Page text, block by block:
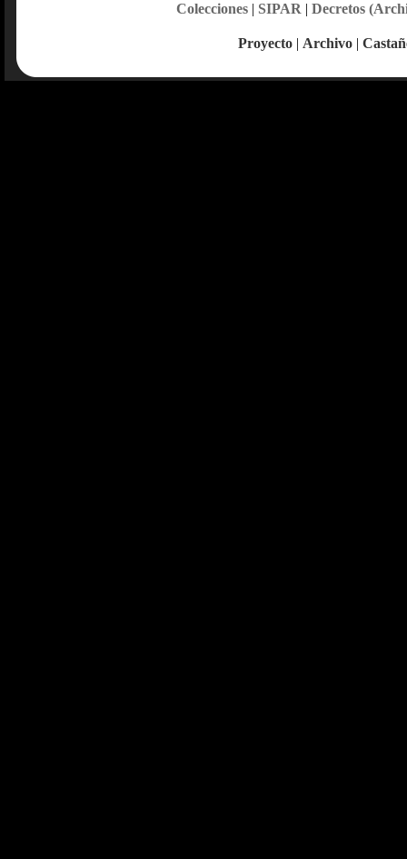
Colecciones| SIPAR | Decretos
Proyecto | Archivo |